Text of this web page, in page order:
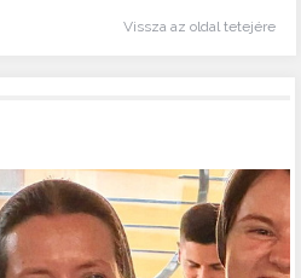
Vissza az oldal tetejére